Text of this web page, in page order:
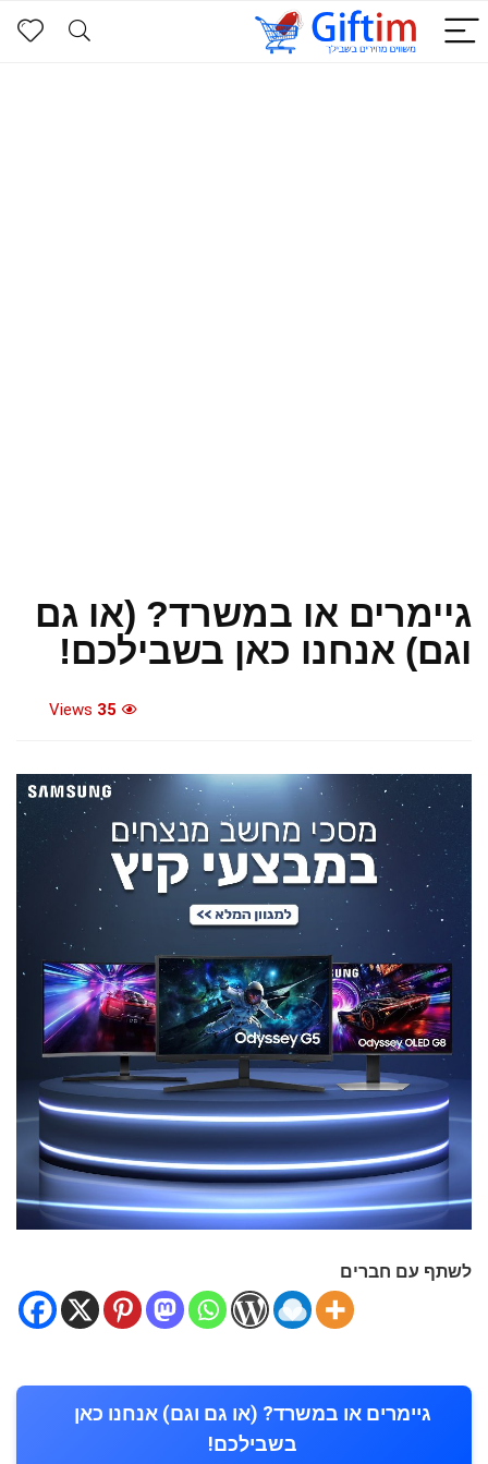
גיימרים או במשרד? (או גם
וגם) אנחנו כאן בשבילכם!
35
לשתף עם חברים
גיימרים או במשרד? (או גם וגם) אנחנו כאן
בשבילכם!